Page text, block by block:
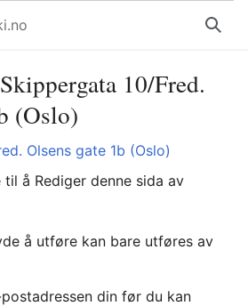
Søk
10/Fred.
(Oslo)
Olsens gate 1b (Oslo)
å Rediger denne sida av
å utføre kan bare utføres av
din før du kan